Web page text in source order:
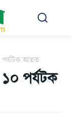
পর্যটক আহত
পর্যটক